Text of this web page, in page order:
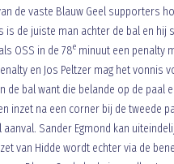
de vaste Blauw Geel supporters
de juiste man achter de bal en hij
OSS in de 78e minuut een penalty
en Jos Peltzer mag het
de bal want die belande op de paal
inzet na een corner bij de tweede
Sander Egmond kan
van Hidde wordt echter via de